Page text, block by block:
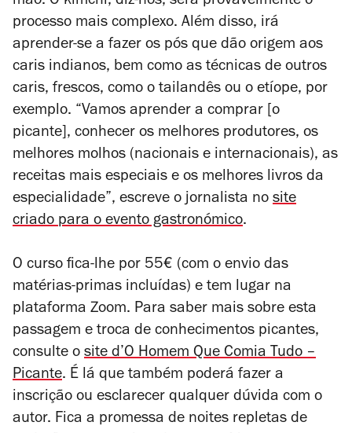
processo mais complexo. Além disso, irá
aprender-se a fazer os pós que dão origem aos
caris indianos, bem como as técnicas de outros
caris, frescos, como o tailandês ou o etíope, por
exemplo. “Vamos aprender a comprar [o
picante], conhecer os melhores produtores, os
melhores molhos (nacionais e internacionais), as
receitas mais especiais e os melhores livros da
especialidade”, escreve o jornalista no site
criado para o evento gastronómico.
O curso fica-lhe por 55€ (com o envio das
matérias-primas incluídas) e tem lugar na
plataforma Zoom. Para saber mais sobre esta
passagem e troca de conhecimentos picantes,
consulte o site d’O Homem Que Comia Tudo –
Picante. É lá que também poderá fazer a
inscrição ou esclarecer qualquer dúvida com o
autor. Fica a promessa de noites repletas de